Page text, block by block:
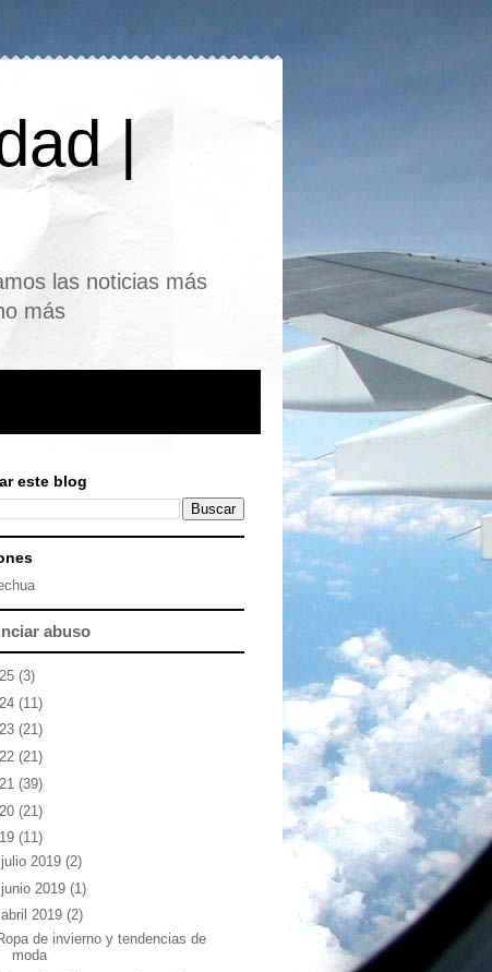
|
las noticias más
más
este blog
abuso
(3)
(11)
(21)
(21)
(39)
(21)
(11)
julio 2019 (2)
junio 2019 (1)
abril 2019 (2)
de invierno y tendencias de
moda